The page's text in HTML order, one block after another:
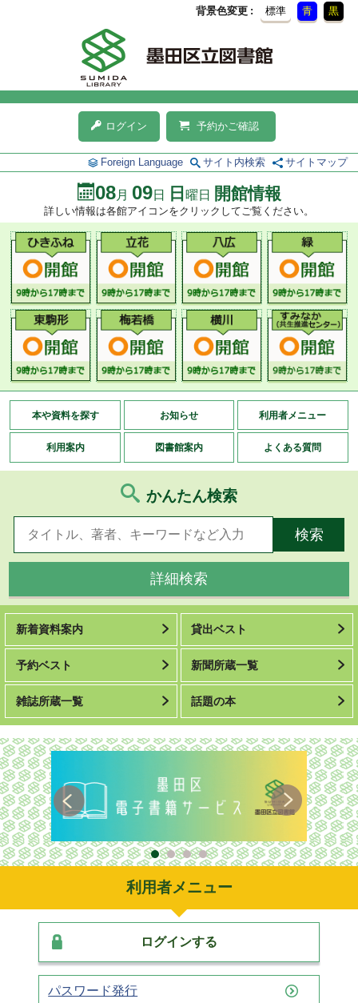
背景色変更 標準 青 黒
ログイン 予約かご確認
Foreign Language サイト内検索 サイトマップ
08月 09日 日 曜日 開館情報
詳しい情報は各館アイコンをクリックしてご覧ください。
本や資料を探す お知らせ 利用者メニュー
利用案内 図書館案内 よくある質問
かんたん検索
詳細検索
新着資料案内 貸出ベスト
予約ベスト 新聞所蔵一覧
雑誌所蔵一覧 話題の本
利用者メニュー
ログインする
パスワード発行